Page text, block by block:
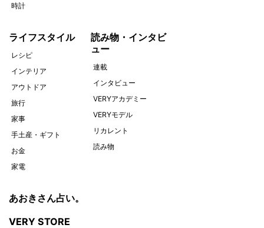
時計
ライフスタイル
レシピ
インテリア
アウトドア
旅行
家事
手土産・ギフト
お金
家電
読み物・インタビ
ュー
連載
インタビュー
VERYアカデミー
VERYモデル
リカレント
読み物
あおきさん占い。
VERY STORE